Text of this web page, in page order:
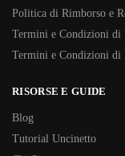
Politica di Rimborso e
Termini e Condizioni di
Termini e Condizioni di
RISORSE E GUIDE
Blog
Tutorial Uncinetto